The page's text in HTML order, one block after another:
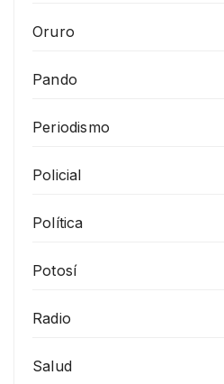
Oruro
Pando
Periodismo
Policial
Política
Potosí
Radio
Salud